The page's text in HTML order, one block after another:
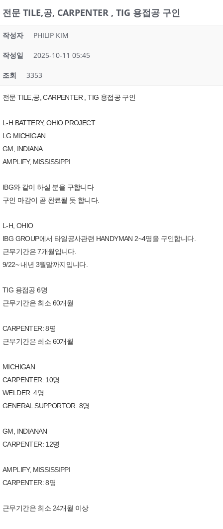
전문 TILE,공, CARPENTER , TIG 용접공 구인
작성자 PHILIP KIM
작성일 2025-10-11 05:45
조회 3353
전문 TILE,공, CARPENTER , TIG 용접공 구인
L-H BATTERY, OHIO PROJECT
LG MICHIGAN
GM, INDIANA
AMPLIFY, MISSISSIPPI
IBG와 같이 하실 분을 구합니다
구인 마감이 곧 완료될 듯 합니다.
L-H, OHIO
IBG GROUP에서 타일공사관련 HANDYMAN 2~4명을 구인합니다.
근무기간은 7개월입니다.
9/22~ 내년 3월말까지입니다.
TIG 용접공 6명
근무기간은 최소 60개월
CARPENTER: 8명
근무기간은 최소 60개월
MICHIGAN
CARPENTER: 10명
WELDER: 4명
GENERAL SUPPORTOR: 8명
GM, INDIANAN
CARPENTER: 12명
AMPLIFY, MISSISSIPPI
CARPENTER: 8명
근무기간은 최소 24개월 이상